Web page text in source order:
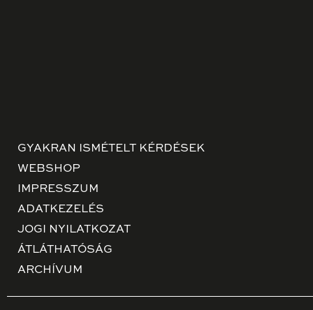
GYAKRAN ISMÉTELT KÉRDÉSEK
WEBSHOP
IMPRESSZUM
ADATKEZELÉS
JOGI NYILATKOZAT
ÁTLÁTHATÓSÁG
ARCHÍVUM